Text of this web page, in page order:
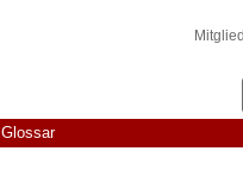
Glossar